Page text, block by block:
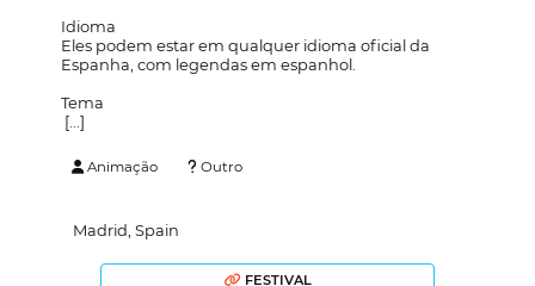
Idioma
Eles podem estar em qualquer idioma oficial da
Espanha, com legendas em espanhol.
Tema
[...]
Animação Outro
Madrid, Spain
FESTIVAL